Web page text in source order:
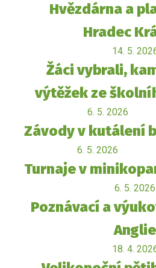
Hvězdárna a
Hradec
14. 5.
Žáci vybrali,
výtěžek ze
6. 5. 2026
Závody v kutálení
6. 5. 2026
Turnaje v
6. 5. 2026
Poznávací a
Anglie
18. 4.